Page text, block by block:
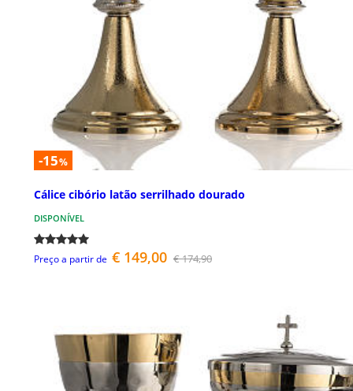
-15%
Cálice cibório latão serrilhado dourado
DISPONÍVEL
Preço a partir de € 149,00 € 174,90